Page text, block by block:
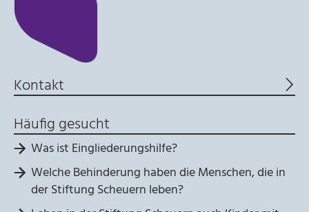
Kontakt
Häufig gesucht
Was ist Eingliederungshilfe?
Welche Behinderung haben die Menschen, die in
der Stiftung Scheuern leben?
Cookie Laufzeit:
_pk_ses, _pk_cvar, _pk_hsr
Name:
Anbieter:
Stiftung Scheuern
Zweck:
Seitenstatistik